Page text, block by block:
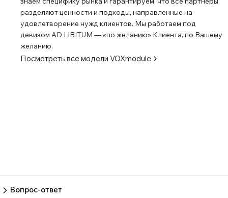
разделяют ценности и подходы, направленные на
удовлетворение нужд клиентов. Мы работаем под
девизом AD LIBITUM — «по желанию» Клиента, по Вашему
желанию.
Посмотреть все модели VOXmodule
Вопрос-ответ